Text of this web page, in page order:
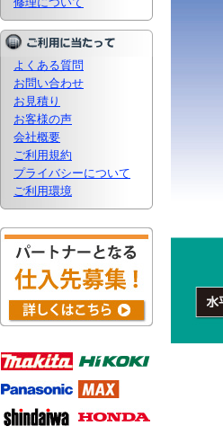
よくある質問
お問い合わせ
お見積り
お客様の声
会社概要
ご利用規約
プライバシーについて
ご利用環境